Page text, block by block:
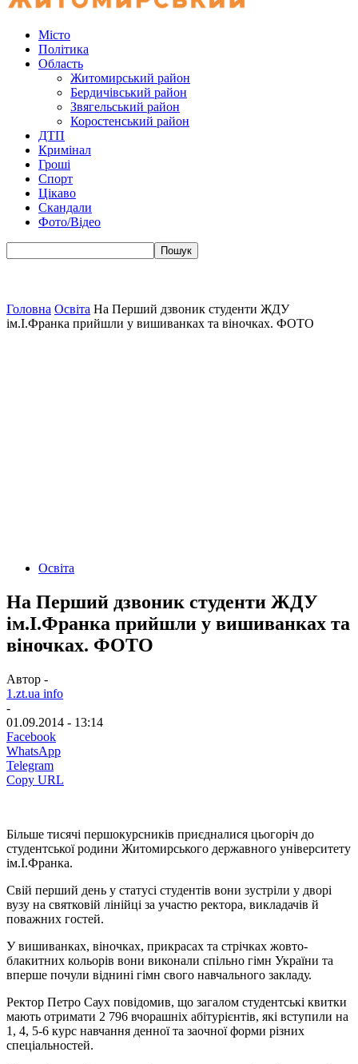
Місто
Політика
Область
Житомирський район
Бердичівський район
Звягельський район
Коростенський район
ДТП
Кримінал
Гроші
Спорт
Цікаво
Скандали
Фото/Відео
Головна Освіта На Перший дзвоник студенти ЖДУ
ім.І.Франка прийшли у вишиванках та віночках. ФОТО
Освіта
На Перший дзвоник студенти ЖДУ
ім.І.Франка прийшли у вишиванках та
віночках. ФОТО
Автор -
1.zt.ua info
-
01.09.2014 - 13:14
Facebook
WhatsApp
Telegram
Copy URL
Більше тисячі першокурсників приєдналися цьогоріч до
студентської родини Житомирського державного університету
ім.І.Франка.
Свій перший день у статусі студентів вони зустріли у дворі
вузу на святковій лінійці за участю ректора, викладачів й
поважних гостей.
У вишиванках, віночках, прикрасах та стрічках жовто-
блакитних кольорів вони виконали спільно гімн України та
вперше почули віднині гімн свого навчального закладу.
Ректор Петро Саух повідомив, що загалом студентські квитки
мають отримати 2 796 вчорашніх абітурієнтів, які вступили на
1, 4, 5-6 курс навчання денної та заочної форми різних
спеціальностей.